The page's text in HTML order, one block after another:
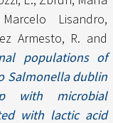
Lisandro,
Armesto, R. and
populations of
Salmonella dublin
with microbial
with lactic acid